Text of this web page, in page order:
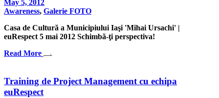
May 5, 2012
Awareness, Galerie FOTO
Casa de Cultură a Municipiului Iaşi 'Mihai Ursachi' |
euRespect 5 mai 2012 Schimbă-ţi perspectiva!
Read More
Training de Project Management cu echipa
euRespect